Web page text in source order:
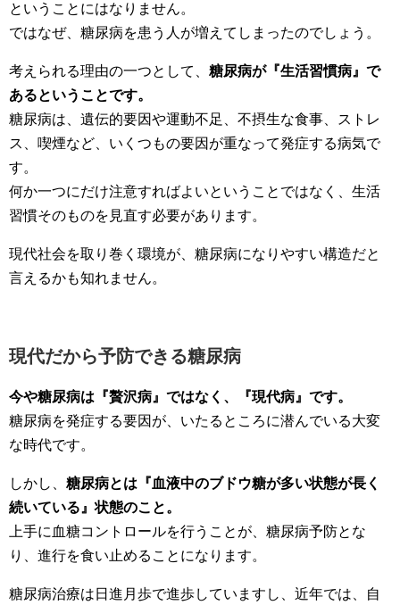
ということにはなりません。
ではなぜ、糖尿病を患う人が増えてしまったのでしょう。
考えられる理由の一つとして、 糖尿病が『生活習慣病』で
あるということです。
糖尿病は、遺伝的要因や運動不足、不摂生な食事、ストレ
ス、喫煙など、いくつもの要因が重なって発症する病気で
す。
何か一つにだけ注意すればよいということではなく、生活
習慣そのものを見直す必要があります。
現代社会を取り巻く環境が、糖尿病になりやすい構造だと
言えるかも知れません。
現代だから予防できる糖尿病
今や糖尿病は『贅沢病』ではなく、『現代病』です。
糖尿病を発症する要因が、いたるところに潜んでいる大変
な時代です。
しかし、 糖尿病とは『血液中のブドウ糖が多い状態が長く
続いている』状態のこと。
上手に血糖コントロールを行うことが、糖尿病予防とな
り、進行を食い止めることになります。
糖尿病治療は日進月歩で進歩していますし、近年では、自